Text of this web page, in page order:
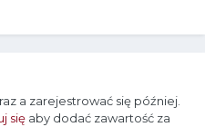
a zarejestrować się później.
się aby dodać zawartość za